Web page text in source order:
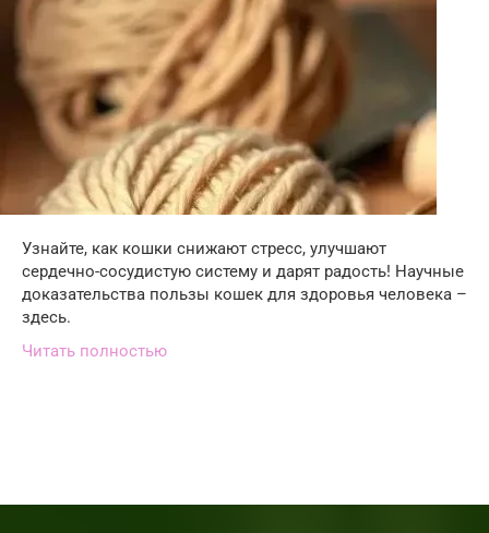
Узнайте, как кошки снижают стресс, улучшают
сердечно-сосудистую систему и дарят радость! Научные
доказательства пользы кошек для здоровья человека –
здесь.
Читать полностью